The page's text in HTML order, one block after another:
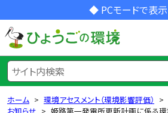
◆ PCモードで表
ホーム 環境アセスメント（環境影響評価）